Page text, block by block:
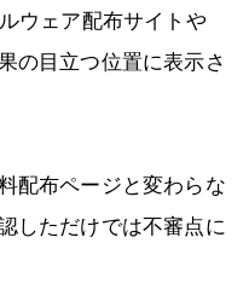
ウェア配布サイトや
の目立つ位置に表示さ
配布ページと変わらな
しただけでは不審点に